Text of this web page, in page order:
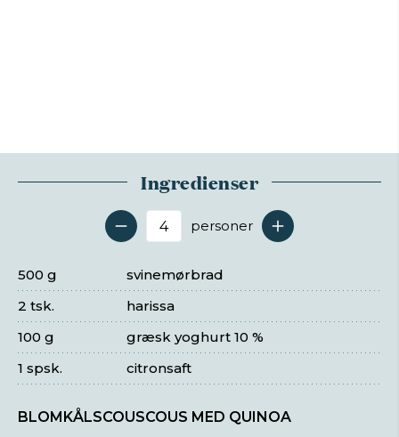
Ingredienser
Antal serveringer
personer
svinemørbrad
500 g
harissa
2 tsk.
græsk yoghurt 10 %
100 g
citronsaft
1 spsk.
BLOMKÅLSCOUSCOUS MED QUINOA